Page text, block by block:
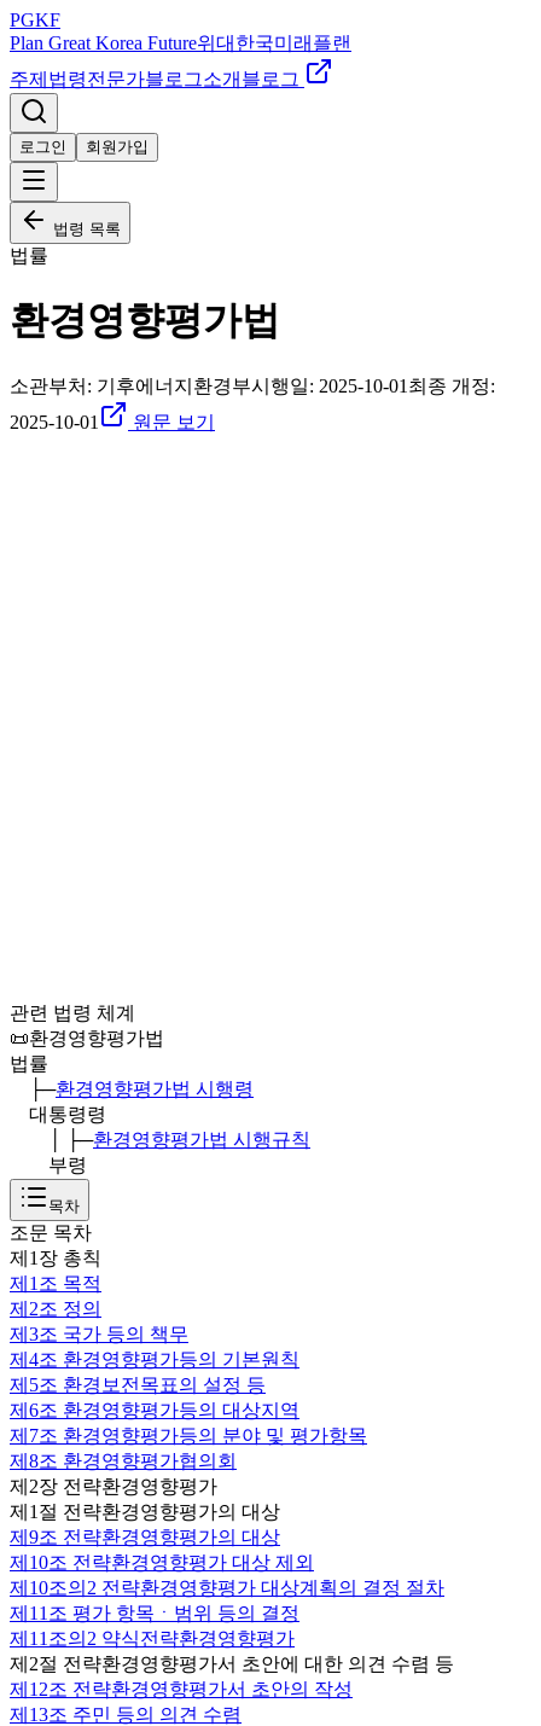
PGKF
Plan Great Korea Future위대한국미래플랜
주제 법령전문가블로그소개 블로그
로그인 회원가입
법령 목록
법률
환경영향평가법
소관부처: 기후에너지환경부시행일: 2025-10-01 최종 개정:
2025-10-01
원문 보기
관련 법령 체계
📜환경영향평가법
법률
├─환경영향평가법 시행령
대통령령
│ ├─환경영향평가법 시행규칙
부령
목차
조문 목차
제1장 총칙
제1조 목적
제2조 정의
제3조 국가 등의 책무
제4조 환경영향평가등의 기본원칙
제5조 환경보전목표의 설정 등
제6조 환경영향평가등의 대상지역
제7조 환경영향평가등의 분야 및 평가항목
제8조 환경영향평가협의회
제2장 전략환경영향평가
제1절 전략환경영향평가의 대상
제9조 전략환경영향평가의 대상
제10조 전략환경영향평가 대상 제외
제10조의2 전략환경영향평가 대상계획의 결정 절차
제11조 평가 항목ㆍ범위 등의 결정
제11조의2 약식전략환경영향평가
제2절 전략환경영향평가서 초안에 대한 의견 수렴 등
제12조 전략환경영향평가서 초안의 작성
제13조 주민 등의 의견 수렴